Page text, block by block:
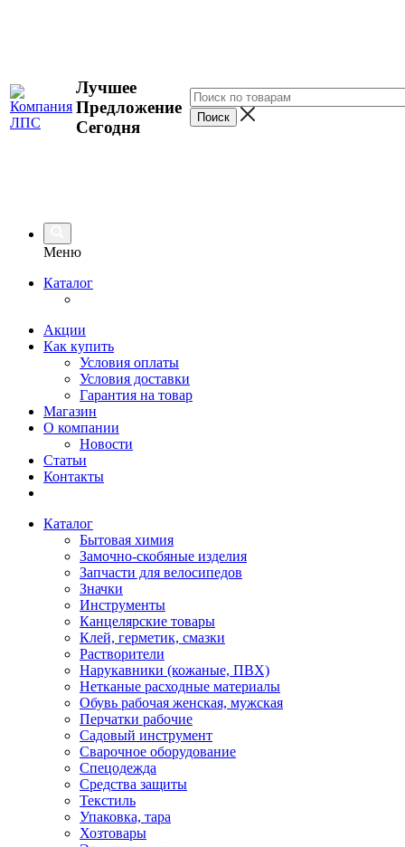
Лучшее
Предложение
Сегодня
Меню
Каталог
Акции
Как купить
Условия оплаты
Условия доставки
Гарантия на товар
Магазин
О компании
Новости
Статьи
Контакты
Каталог
Бытовая химия
Замочно-скобяные изделия
Запчасти для велосипедов
Значки
Инструменты
Канцелярские товары
Клей, герметик, смазки
Растворители
Нарукавники (кожаные, ПВХ)
Нетканые расходные материалы
Обувь рабочая женская, мужская
Перчатки рабочие
Садовый инструмент
Сварочное оборудование
Спецодежда
Средства защиты
Текстиль
Упаковка, тара
Хозтовары